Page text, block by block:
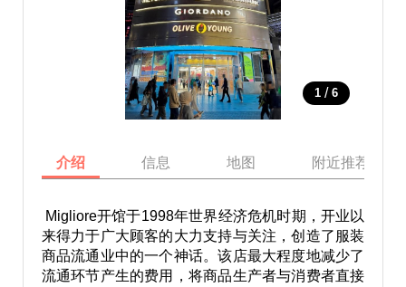
1 / 6
介绍 信息 地图 附近推荐景点
Migliore开馆于1998年世界经济危机时期，开业以
来得力于广大顾客的大力支持与关注，创造了服装
商品流通业中的一个神话。该店最大程度地减少了
流通环节产生的费用，将商品生产者与消费者直接